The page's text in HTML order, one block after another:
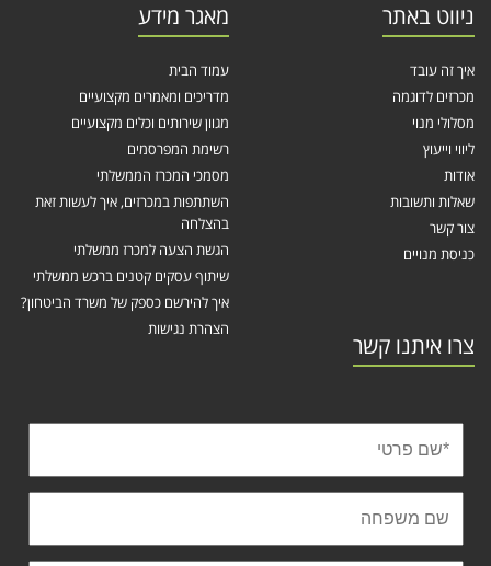
ניווט באתר
איך זה עובד
מכרזים לדוגמה
מסלולי מנוי
ליווי וייעוץ
אודות
שאלות ותשובות
צור קשר
כניסת מנויים
מאגר מידע
עמוד הבית
מדריכים ומאמרים מקצועיים
מגוון שירותים וכלים מקצועיים
רשימת המפרסמים
מסמכי המכרז הממשלתי
השתתפות במכרזים, איך לעשות זאת
בהצלחה
הגשת הצעה למכרז ממשלתי
שיתוף עסקים קטנים ברכש ממשלתי
איך להירשם כספק של משרד הביטחון?
הצהרת נגישות
צרו איתנו קשר